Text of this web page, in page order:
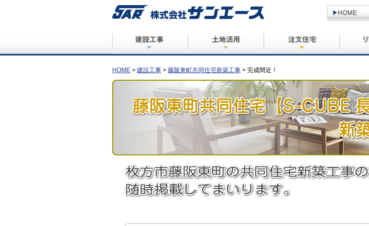
HOME > 建設工事 > 藤阪東町共同住宅新築工事 > 完成間近！